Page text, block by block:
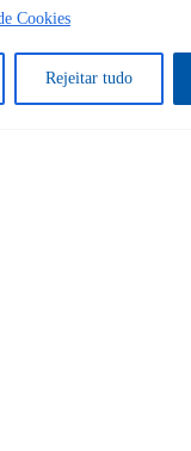
Cookies
Rejeitar tudo
Desbloquear esquerda : 0